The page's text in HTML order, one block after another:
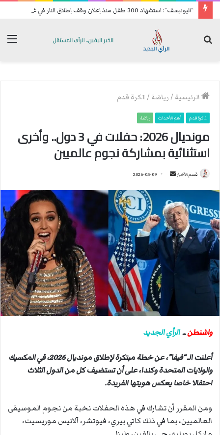
“اليونيسف”: استشهاد 300 طفل منذ إعلان وقف إطلاق النار في غزة
الرئيسية /رياضة /1.كرة قدم
1.كرة قدم أهم الأحداث رياضة
مونديال 2026: حفلات في 3 دول.. وأخرى
استثنائية بمشاركة نجوم عالميين
قسم الأخبار
ل
ب
ر
ت
و
ا
2026-05-09
واشنطنــالرأي الجديد
أعلنت الـ “فيفا”، عن خطة مبتكرة لإطلاق مونديال 2026، في المكسيك
والولايات المتحدة وكندا، على أن تستضيف كل من الدول الثلاث
احتفالا خاصا يعكس هويتها الفريدة.
ومن المقرر أن تشارك في هذه الحفلات نخبة من نجوم الموسيقى
العالميين، بما في ذلك كاتي بيري، فيوتشر، آلانيس موريسيت،